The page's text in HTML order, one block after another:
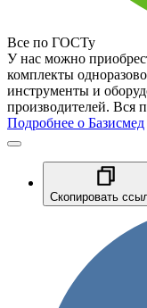
Все по ГОСТу
У нас можно
комплекты
инструменты и
производителей. Вся
Подробнее о Базисмед
Скопировать